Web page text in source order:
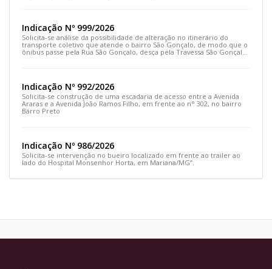
Indicação Nº 999/2026
Solicita-se análise da possibilidade de alteração no itinerário do
transporte coletivo que atende o bairro São Gonçalo, de modo que o
ônibus passe pela Rua São Gonçalo, desça pela Travessa São Gonçalo
Indicação Nº 992/2026
Solicita-se construção de uma escadaria de acesso entre a Avenida
Araras e a Avenida João Ramos Filho, em frente ao n° 302, no bairro
Barro Preto
Indicação Nº 986/2026
Solicita-se intervenção no bueiro localizado em frente ao trailer ao
lado do Hospital Monsenhor Horta, em Mariana/MG”.